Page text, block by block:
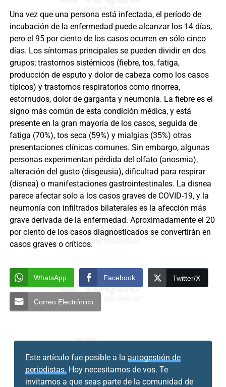
Una vez que una persona está infectada, el período de
incubación de la enfermedad puede alcanzar los 14 días,
pero el 95 por ciento de los casos ocurren en sólo cinco
días. Los síntomas principales se pueden dividir en dos
grupos; trastornos sistémicos (fiebre, tos, fatiga,
producción de esputo y dolor de cabeza como los casos
típicos) y trastornos respiratorios como rinorrea,
estornudos, dolor de garganta y neumonía. La fiebre es el
signo más común de esta condición médica, y está
presente en la gran mayoría de los casos, seguida de
fatiga (70%), tos seca (59%) y mialgias (35%) otras
presentaciones clínicas comunes. Sin embargo, algunas
personas experimentan pérdida del olfato (anosmia),
alteración del gusto (disgeusia), dificultad para respirar
(disnea) o manifestaciones gastrointestinales. La disnea
parece afectar solo a los casos graves de COVID-19, y la
neumonía con infiltrados bilaterales es la afección más
grave derivada de la enfermedad. Aproximadamente el 20
por ciento de los casos diagnosticados se convertirán en
casos graves o críticos.
WhatsApp Facebook Twitter/X
Correo Electrónico
Este artículo fue posible a la autogestión de
periodistas. Hoy necesitamos de vos. Te
invitamos a que seas parte de la comunidad de